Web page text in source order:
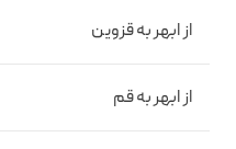
از ابهر به قزوین
از ابهر به قم